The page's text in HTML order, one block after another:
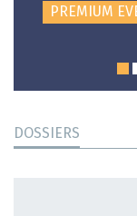
PREMIUM
DOSSIERS